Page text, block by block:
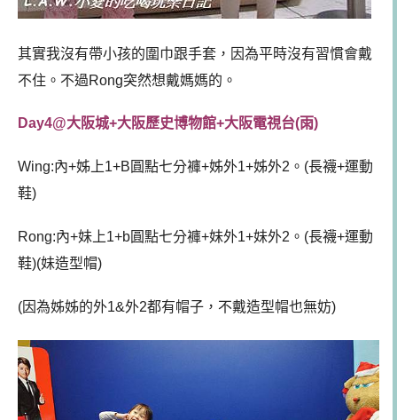
其實我沒有帶小孩的圍巾跟手套，因為平時沒有習慣會戴
不住。不過Rong突然想戴媽媽的。
Day4@大阪城+大阪歷史博物館+大阪電視台(雨)
Wing:內+姊上1+B圓點七分褲+姊外1+姊外2。(長襪+運動
鞋)
Rong:內+妹上1+b圓點七分褲+妹外1+妹外2。(長襪+運動
鞋)(妹造型帽)
(因為姊姊的外1&外2都有帽子，不戴造型帽也無妨)